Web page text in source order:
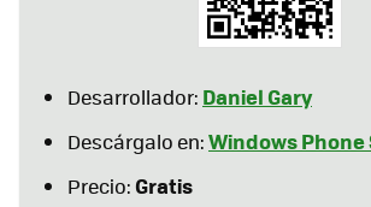
Desarrollador: Daniel Gary
Descárgalo en:Windows Phone
Precio:Gratis